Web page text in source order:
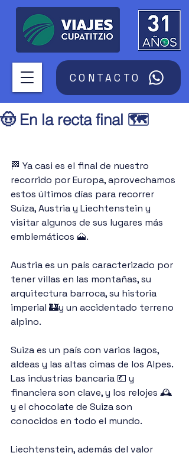
CONTACTO
🤠 En la recta final 🗺️
🏁 Ya casi es el final de nuestro
recorrido por Europa, aprovechamos
estos últimos días para recorrer
Suiza, Austria y Liechtenstein y
visitar algunos de sus lugares más
emblemáticos 🗻.
Austria es un país caracterizado por
tener villas en las montañas, su
arquitectura barroca, su historia
imperial 🏰y un accidentado terreno
alpino.
Suiza es un país con varios lagos,
aldeas y las altas cimas de los Alpes.
Las industrias bancaria 💶 y
financiera son clave, y los relojes 🕰️
y el chocolate de Suiza son
conocidos en todo el mundo.
Liechtenstein, además del valor